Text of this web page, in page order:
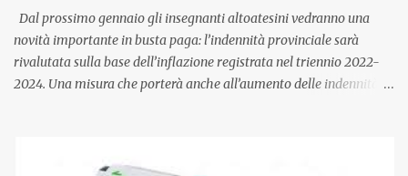
Dal prossimo gennaio gli insegnanti altoatesini vedranno una
novità importante in busta paga: l’indennità provinciale sarà
rivalutata sulla base dell’inflazione registrata nel triennio 2022-
2024. Una misura che porterà anche all’aumento delle indennità di
dedicato alle donne vittime di violenza di genere, in linea con la